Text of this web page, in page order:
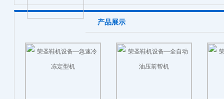
产品展示